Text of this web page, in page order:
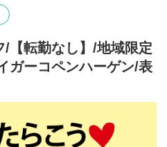
ゲンの店内は、カテゴリー別にい
す。
ネージャーと呼ばれる社員で
ジャーを目指していただきま
【転勤なし】/地域限定
ガーコペンハーゲン/表